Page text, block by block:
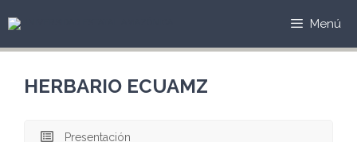
Menú
HERBARIO ECUAMZ
Presentación